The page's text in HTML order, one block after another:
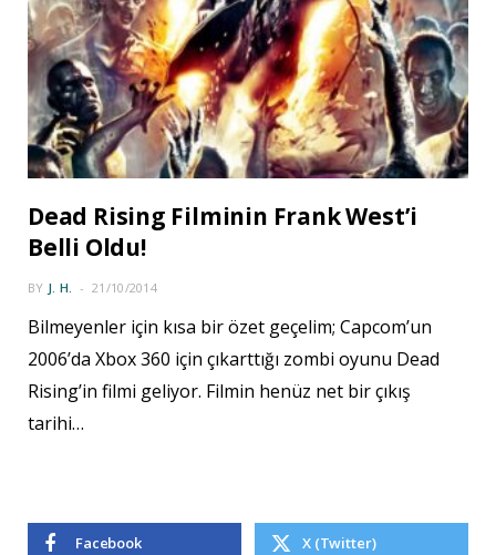
Dead Rising Filminin Frank West’i
Belli Oldu!
BY J. H. 21/10/2014
Bilmeyenler için kısa bir özet geçelim; Capcom’un
2006’da Xbox 360 için çıkarttığı zombi oyunu Dead
Rising’in filmi geliyor. Filmin henüz net bir çıkış
tarihi…
Facebook X (Twitter)